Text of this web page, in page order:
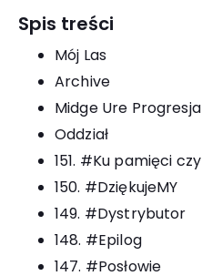
Spis treści
Mój Las
Archive
Midge Ure Progresja
Oddział
151. #Ku pamięci
150. #DziękujeMY
149. #Dystrybutor
148. #Epilog
147. #Posłowie